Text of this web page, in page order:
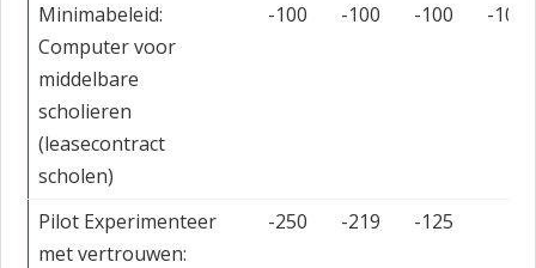
Minimabeleid:
Computer voor
middelbare
scholieren
(leasecontract
scholen)
-100 -100 -100 -100
Pilot Experimenteer
met vertrouwen:
-250 -219 -125